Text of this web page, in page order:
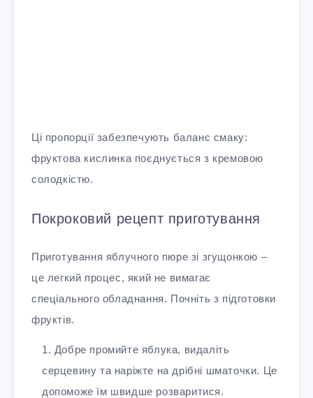
Ці пропорції забезпечують баланс смаку:
фруктова кислинка поєднується з кремовою
солодкістю.
Покроковий рецепт приготування
Приготування яблучного пюре зі згущонкою –
це легкий процес, який не вимагає
спеціального обладнання. Почніть з підготовки
фруктів.
Добре промийте яблука, видаліть
серцевину та наріжте на дрібні шматочки. Це
допоможе їм швидше розваритися.